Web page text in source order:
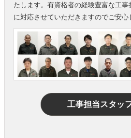
たします。有資格者の経験豊富な工
に対応させていただきますのでご安心
工事担当スタッ